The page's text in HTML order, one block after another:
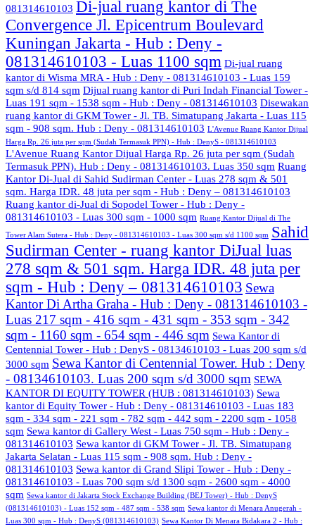
081314610103 Di-jual ruang kantor di The
Convergence Jl. Epicentrum Boulevard
Kuningan Jakarta - Hub : Deny -
081314610103 - Luas 1100 sqm Di-jual ruang
kantor di Wisma MRA - Hub : Deny - 081314610103 - Luas 159
sqm s/d 814 sqm Dijual ruang kantor di Puri Indah Financial Tower -
Luas 191 sqm - 1538 sqm - Hub : Deny - 081314610103 Disewakan
ruang kantor di GKM Tower - Jl. TB. Simatupang Jakarta - Luas 115
sqm - 908 sqm. Hub : Deny - 081314610103 L'Avenue Ruang Kantor Dijual
Harga Rp. 26 juta per sqm (Sudah Termasuk PPN) - Hub : DenyS - 081314610103
L'Avenue Ruang Kantor Dijual Harga Rp. 26 juta per sqm (Sudah
Termasuk PPN). Hub : Deny - 081314610103. Luas 350 sqm Ruang
Kantor Di-Jual di Sahid Sudirman Center - Luas 278 sqm & 501
sqm. Harga IDR. 48 juta per sqm - Hub : Deny – 081314610103
Ruang kantor di-Jual di Sopodel Tower - Hub : Deny -
081314610103 - Luas 300 sqm - 1000 sqm Ruang Kantor Dijual di The
Tower Alam Sutera - Hub : Deny - 081314610103 - Luas 300 sqm s/d 1100 sqm Sahid
Sudirman Center - ruang kantor DiJual luas
278 sqm & 501 sqm. Harga IDR. 48 juta per
sqm - Hub : Deny – 081314610103 Sewa
Kantor Di Artha Graha - Hub : Deny - 081314610103 -
Luas 217 sqm - 416 sqm - 431 sqm - 353 sqm - 342
sqm - 1160 sqm - 654 sqm - 446 sqm Sewa Kantor di
Centennial Tower - Hub : DenyS - 08134610103 - Luas 200 sqm s/d
3000 sqm Sewa Kantor di Centennial Tower. Hub : Deny
- 08134610103. Luas 200 sqm s/d 3000 sqm SEWA
KANTOR DI EQUITY TOWER (HUB : 081314610103) Sewa
kantor di Equity Tower - Hub : Deny - 081314610103 - Luas 183
sqm - 334 sqm - 221 sqm - 782 sqm - 442 sqm - 2200 sqm - 1058
sqm Sewa kantor di Gallery West - Luas 750 sqm - Hub : Deny -
081314610103 Sewa kantor di GKM Tower - Jl. TB. Simatupang
Jakarta Selatan - Luas 115 sqm - 908 sqm. Hub : Deny -
081314610103 Sewa kantor di Grand Slipi Tower - Hub : Deny -
081314610103 - Luas 700 sqm s/d 1300 sqm - 2600 sqm - 4000
sqm Sewa kantor di Jakarta Stock Exchange Building (BEJ Tower) - Hub : DenyS
(081314610103) - Luas 152 sqm - 487 sqm - 538 sqm Sewa kantor di Menara Anugerah -
Luas 300 sqm - Hub : DenyS (081314610103) Sewa Kantor Di Menara Bidakara 2 - Hub :